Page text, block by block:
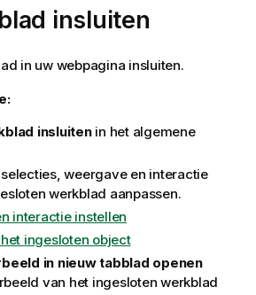
insluiten
in uw webpagina insluiten.
insluitenin het algemene
weergave en interactie
werkblad aanpassen.
interactie instellen
ingesloten object
in nieuw tabblad openen
van het ingesloten werkblad